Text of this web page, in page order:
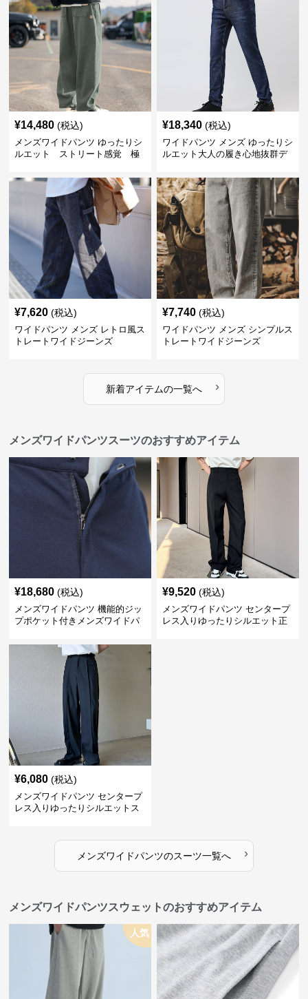
¥14,480 (税込)
メンズワイドパンツ ゆったりシ
ルエット ストリート感覚 極
¥18,340 (税込)
ワイドパンツ メンズ ゆったりシ
ルエット大人の履き心地抜群デ
¥7,620 (税込)
ワイドパンツ メンズ レトロ風ス
トレートワイドジーンズ
¥7,740 (税込)
ワイドパンツ メンズ シンプルス
トレートワイドジーンズ
新着アイテムの一覧へ ›
メンズワイドパンツスーツのおすすめアイテム
¥18,680 (税込)
メンズワイドパンツ 機能的ジッ
プポケット付きメンズワイドパ
¥9,520 (税込)
メンズワイドパンツ センタープ
レス入りゆったりシルエット正
¥6,080 (税込)
メンズワイドパンツ センタープ
レス入りゆったりシルエットス
メンズワイドパンツのスーツ一覧へ ›
メンズワイドパンツスウェットのおすすめアイテム
人気